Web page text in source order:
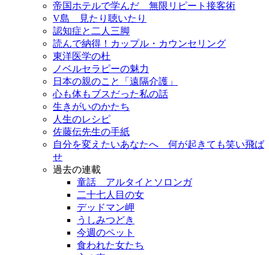
帝国ホテルで学んだ 無限リピート接客術
V島 見たり聴いたり
認知症と二人三脚
読んで納得！カップル・カウンセリング
東洋医学の杜
ノベルセラピーの魅力
日本の親のこと「遠隔介護」
心も体もブスだった私の話
生きがいのかたち
人生のレシピ
佐藤伝先生の手紙
自分を変えたいあなたへ 何が起きても笑い飛ば
せ
過去の連載
童話 アルタイとソロンガ
二十七人目の女
デッドマン岬
うしみつどき
今週のペット
食われた女たち